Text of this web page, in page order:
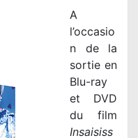
A
l’occasio
n de la
sortie en
Blu-ray
et DVD
du film
Insaisiss